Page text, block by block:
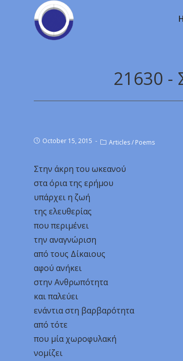
21630 -
October 15, 2015 Articles/ Poems
Στην άκρη του ωκεανού
στα όρια της ερήμου
υπάρχει η ζωή
της ελευθερίας
που περιμένει
την αναγνώριση
από τους Δίκαιους
αφού ανήκει
στην Ανθρωπότητα
και παλεύει
ενάντια στη βαρβαρότητα
από τότε
που μία χωροφυλακή
νομίζει